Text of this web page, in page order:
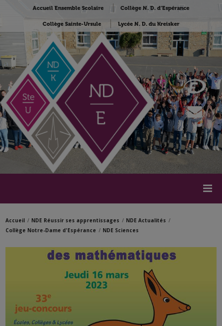
Accueil Ensemble Scolaire Collège N. D. d’Espérance
Collège Sainte-Ursule Lycée N. D. du Kreisker
Accueil NDE Réussir ses apprentissages
NDE Actualités
Collège Notre-Dame d'Espérance
NDE Sciences